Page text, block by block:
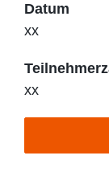
Datum
xx
xx